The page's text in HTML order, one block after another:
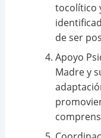
tocolítico
de ser
Apoyo
Madre y